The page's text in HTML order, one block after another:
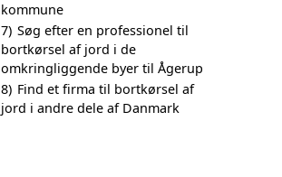
kommune
7) Søg efter en professionel til
bortkørsel af jord i de
omkringliggende byer til Ågerup
8) Find et firma til bortkørsel af
jord i andre dele af Danmark